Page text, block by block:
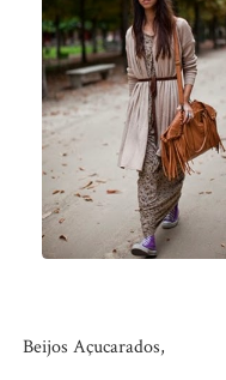
Beijos Açucarados,